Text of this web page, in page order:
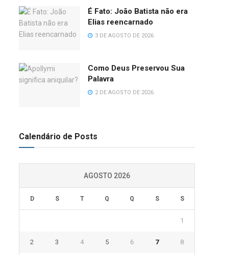
É Fato: João Batista não era
Elias reencarnado
3 DE AGOSTO DE 2026
Como Deus Preservou Sua
Palavra
2 DE AGOSTO DE 2026
Calendário de Posts
AGOSTO 2026
D S T Q Q S S
1
2 3 4 5 6 7 8